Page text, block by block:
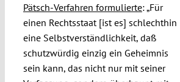
Pätsch-Verfahren formulierte: „Für
einen Rechtsstaat [ist es] schlechthin
eine Selbstverständlichkeit, daß
schutzwürdig einzig ein Geheimnis
sein kann, das nicht nur mit seiner